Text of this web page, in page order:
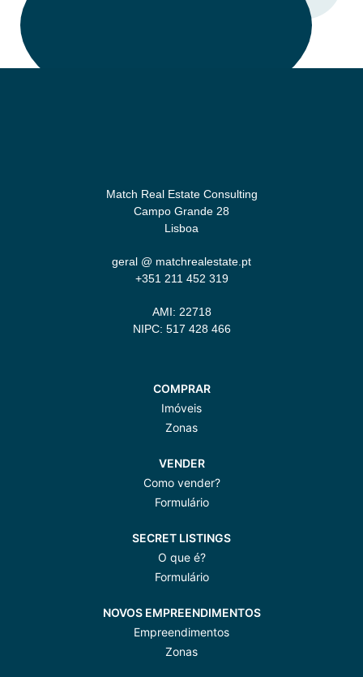
Match Real Estate Consulting
Campo Grande 28
Lisboa
geral @ matchrealestate.pt
+351 211 452 319
AMI: 22718
NIPC: 517 428 466
COMPRAR
Imóveis
Zonas
VENDER
Como vender?
Formulário
SECRET LISTINGS
O que é?
Formulário
NOVOS EMPREENDIMENTOS
Empreendimentos
Zonas